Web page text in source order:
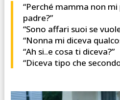
“Perché mamma non
padre?”
“Sono affari suoi se
“Nonna mi diceva
“Ah si..e cosa ti diceva?”
“Diceva tipo che